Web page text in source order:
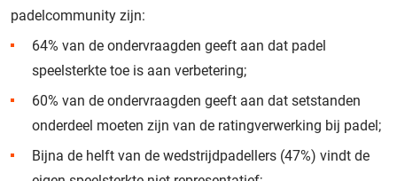
padelcommunity zijn:
64% van de ondervraagden geeft aan dat padel
speelsterkte toe is aan verbetering;
60% van de ondervraagden geeft aan dat setstanden
onderdeel moeten zijn van de ratingverwerking bij padel;
Bijna de helft van de wedstrijdpadellers (47%) vindt de